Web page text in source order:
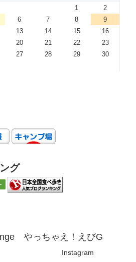
1
2
6 7 8
9
13 14 15
16
20 21 22
23
27 28 29
30
グ
やっちゃえ！えびG
Instagram